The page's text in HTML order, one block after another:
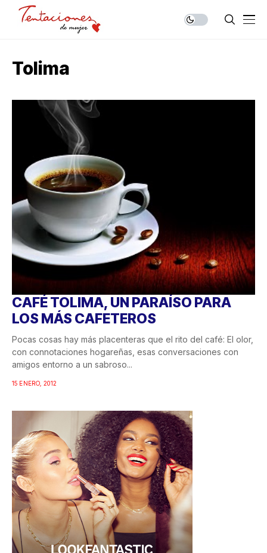
Tolima
CAFÉ TOLIMA, UN PARAÍSO PARA
LOS MÁS CAFETEROS
Pocas cosas hay más placenteras que el rito del café: El olor,
con connotaciones hogareñas, esas conversaciones con
amigos entorno a un sabroso...
15 ENERO, 2012